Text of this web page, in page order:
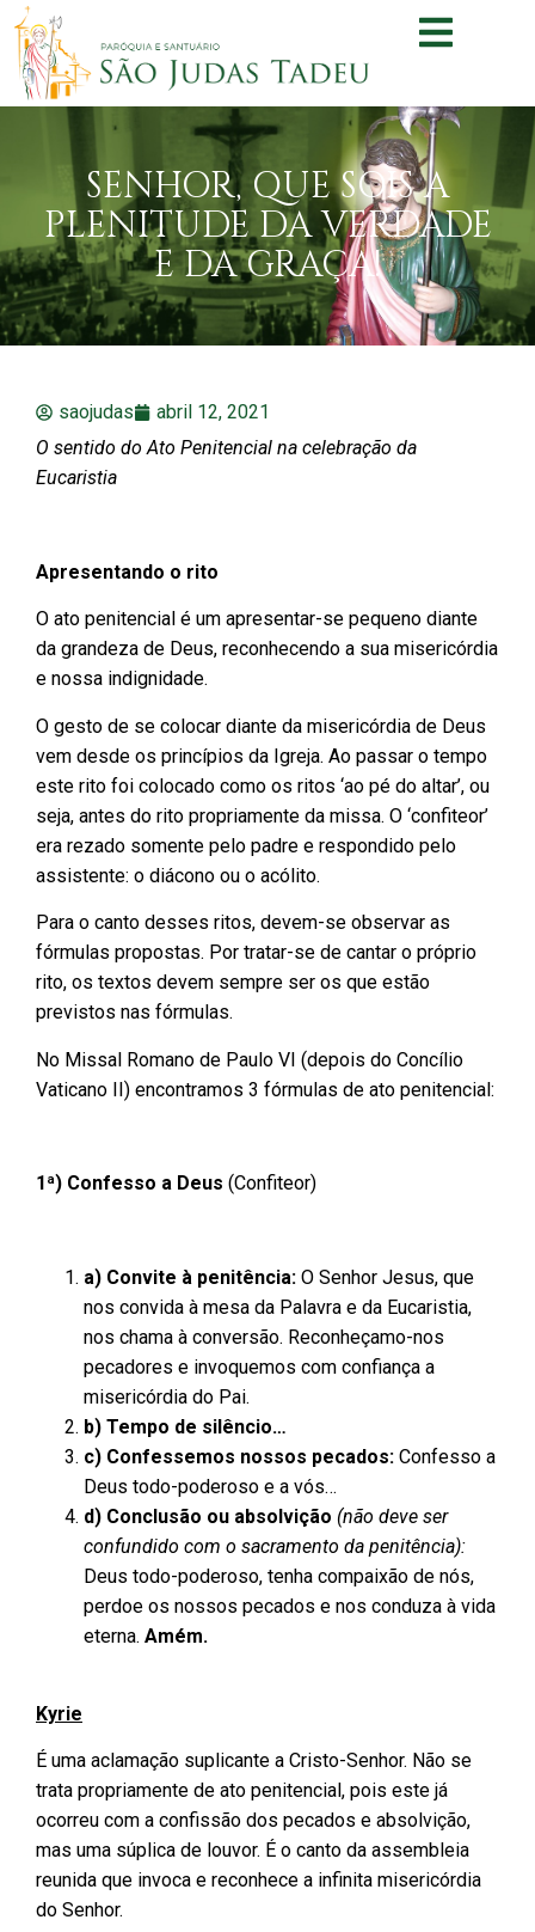
SENHOR, QUE SOIS A
PLENITUDE DA VERDADE
E DA GRAÇA!
saojudas
abril 12, 2021
O sentido do Ato Penitencial na celebração da
Eucaristia
Apresentando o rito
O ato penitencial é um apresentar-se pequeno diante
da grandeza de Deus, reconhecendo a sua misericórdia
e nossa indignidade.
O gesto de se colocar diante da misericórdia de Deus
vem desde os princípios da Igreja. Ao passar o tempo
este rito foi colocado como os ritos ‘ao pé do altar’, ou
seja, antes do rito propriamente da missa. O ‘confiteor’
era rezado somente pelo padre e respondido pelo
assistente: o diácono ou o acólito.
Para o canto desses ritos, devem-se observar as
fórmulas propostas. Por tratar-se de cantar o próprio
rito, os textos devem sempre ser os que estão
previstos nas fórmulas.
No Missal Romano de Paulo VI (depois do Concílio
Vaticano II) encontramos 3 fórmulas de ato penitencial:
1ª) Confesso a Deus (Confiteor)
a) Convite à penitência: O Senhor Jesus, que
nos convida à mesa da Palavra e da Eucaristia,
nos chama à conversão. Reconheçamo-nos
pecadores e invoquemos com confiança a
misericórdia do Pai.
b) Tempo de silêncio…
c) Confessemos nossos pecados: Confesso a
Deus todo-poderoso e a vós…
d) Conclusão ou absolvição (não deve ser
confundido com o sacramento da penitência):
Deus todo-poderoso, tenha compaixão de nós,
perdoe os nossos pecados e nos conduza à vida
eterna. Amém.
Kyrie
É uma aclamação suplicante a Cristo-Senhor. Não se
trata propriamente de ato penitencial, pois este já
ocorreu com a confissão dos pecados e absolvição,
mas uma súplica de louvor. É o canto da assembleia
reunida que invoca e reconhece a infinita misericórdia
do Senhor.